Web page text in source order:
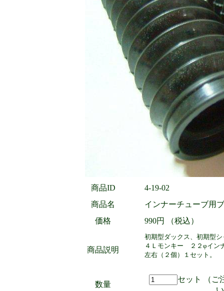
商品ID
4-19-02
商品名
インナーチューブ用
価格
990円 （税込）
商品説明
初期型ダックス、初期型
４Ｌモンキー ２２φイン
左右（２個）１セット。
数量
セット （ご